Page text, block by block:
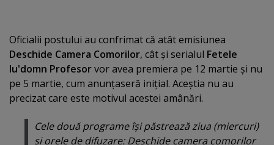
Oficialii postului au confrimat că atât emisiunea
Deschide Camera Comorilor, cât şi serialul Fetele
lu'domn Profesorvor avea premiera pe 12 martie şi nu
pe 5 martie, cum anunţaseră iniţial. Aceştia nu au
precizat care este motivul acestei amânări.
Cele două programe îşi păstrează ziua (miercuri)
şi orele de difuzare: Deschide camera comorilor